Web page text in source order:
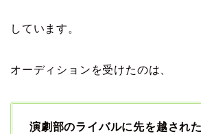
しています。
オーディションを受けたのは、
演劇部のライバルに先を越され